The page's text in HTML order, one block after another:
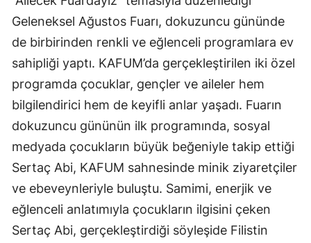
Geleneksel Ağustos Fuarı, dokuzuncu gününde
de birbirinden renkli ve eğlenceli programlara ev
sahipliği yaptı. KAFUM’da gerçekleştirilen iki özel
programda çocuklar, gençler ve aileler hem
bilgilendirici hem de keyifli anlar yaşadı. Fuarın
dokuzuncu gününün ilk programında, sosyal
medyada çocukların büyük beğeniyle takip ettiği
Sertaç Abi, KAFUM sahnesinde minik ziyaretçiler
ve ebeveynleriyle buluştu. Samimi, enerjik ve
eğlenceli anlatımıyla çocukların ilgisini çeken
Sertaç Abi, gerçekleştirdiği söyleşide Filistin